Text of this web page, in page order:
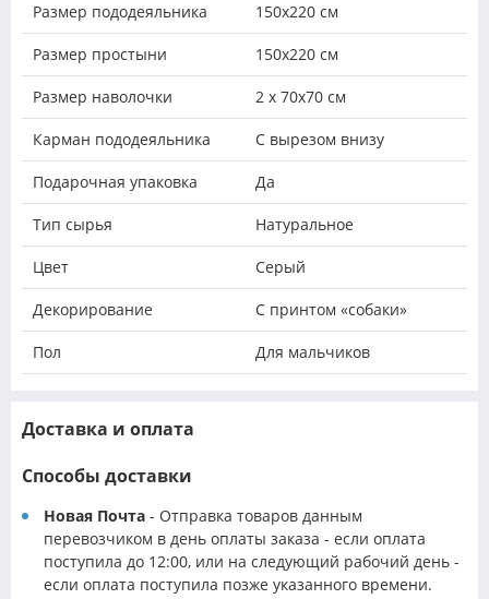
Размер пододеяльника 150х220 см
Размер простыни 150х220 см
Размер наволочки 2 х 70х70 см
Карман пододеяльника С вырезом внизу
Подарочная упаковка Да
Тип сырья Натуральное
Цвет Серый
Декорирование С принтом «собаки»
Пол Для мальчиков
Доставка и оплата
Способы доставки
Новая Почта - Отправка товаров данным
перевозчиком в день оплаты заказа - если оплата
поступила до 12:00, или на следующий рабочий день -
если оплата поступила позже указанного времени.